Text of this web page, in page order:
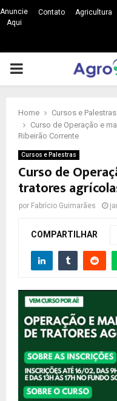
Anuncie
Aqui
Contato Agricultura
PRIMARY
Home
Cursos e Palestras
Curso de Operação e
Ribeirão Corrente
Cursos e Palestras
Curso de
tratores
por Fabrício Guimarães
COMPARTILHAR